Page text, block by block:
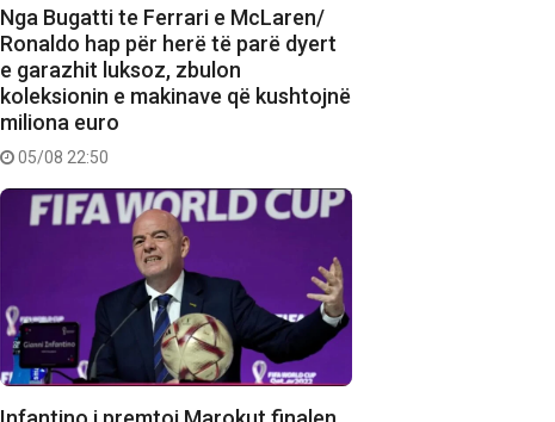
Nga Bugatti te Ferrari e McLaren/
Ronaldo hap për herë të parë dyert
e garazhit luksoz, zbulon
koleksionin e makinave që kushtojnë
miliona euro
05/08 22:50